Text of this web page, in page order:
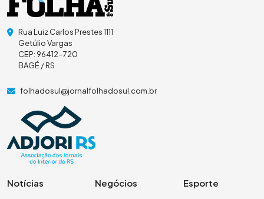
Rua Luiz Carlos Prestes 1111
Getúlio Vargas
CEP: 96412-720
BAGÉ / RS
folhadosul@jornalfolhadosul.com.br
Notícias Negócios Esporte